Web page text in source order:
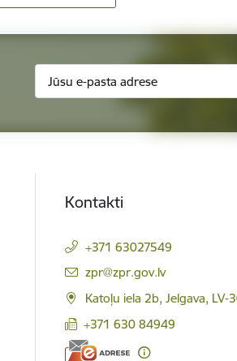
Kontakti
+371 63027549
E-pasts:
zpr@zpr.gov.lv
Katoļu iela 2b, Jelgava, LV-
+371 630 84949